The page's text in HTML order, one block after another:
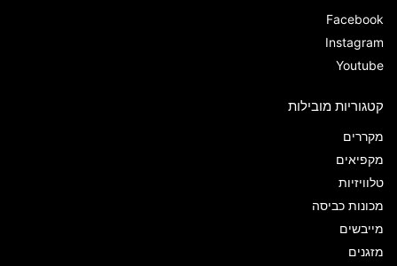
Facebook
Instagram
Youtube
קטגוריות מובילות
מקררים
מקפיאים
טלוויזיות
מכונות כביסה
מייבשים
מזגנים